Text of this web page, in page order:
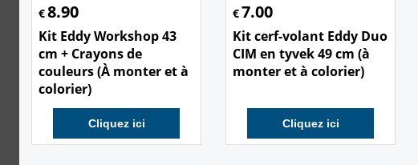
€8.90
Kit Eddy Workshop 43
cm + Crayons de
couleurs (À monter et à
colorier)
Cliquez ici
€7.00
Kit cerf-volant Eddy Duo
CIM en tyvek 49 cm (à
monter et à colorier)
Cliquez ici